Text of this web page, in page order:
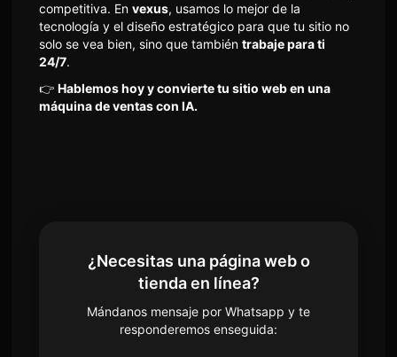
competitiva. En vexus, usamos lo mejor de la
tecnología y el diseño estratégico para que tu sitio no
solo se vea bien, sino que también trabaje para ti
24/7.
👉 Hablemos hoy y convierte tu sitio web en una
máquina de ventas con IA.
¿Necesitas una página web o
tienda en línea?
Mándanos mensaje por Whatsapp y te
responderemos enseguida: